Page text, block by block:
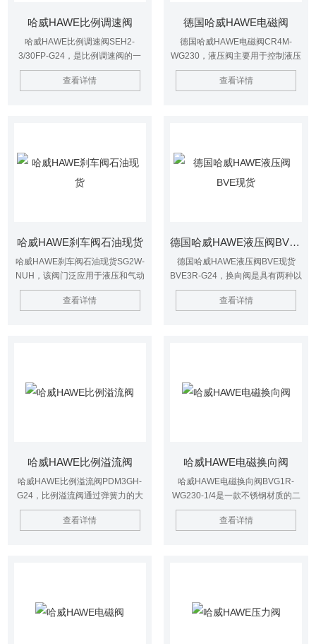
哈威HAWE比例调速阀
哈威HAWE比例调速阀SEH2-
3/30FP-G24，是比例调速阀的一
种，代理现货
查看详情
德国哈威HAWE电磁阀
德国哈威HAWE电磁阀CR4M-
WG230，液压阀主要用于控制液压
油的流动，调节油路的开启与关
闭，从而实现对机械部分的精准控
查看详情
哈威HAWE刹车阀石油现货
哈威HAWE刹车阀石油现货SG2W-
NUH，该阀门泛应用于液压和气动
装置中，结构坚固耐用。
查看详情
德国哈威HAWE液压阀BVE现货
德国哈威HAWE液压阀BVE现货
BVE3R-G24，换向阀是具有两种以
上流动形式和两个以上油口的方向
控制阀。
查看详情
哈威HAWE比例溢流阀
哈威HAWE比例溢流阀PDM3GH-
G24，比例溢流阀通过弹簧力的大
小改变溢流压力大大小变化。
查看详情
哈威HAWE电磁换向阀
哈威HAWE电磁换向阀BVG1R-
WG230-1/4是一款不锈钢材质的二
通式法兰连接换向阀，带阀块
查看详情